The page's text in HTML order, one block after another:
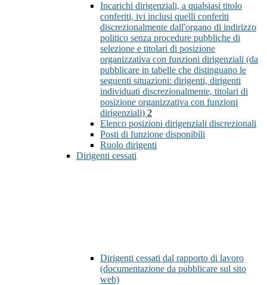
Incarichi dirigenziali, a qualsiasi titolo
conferiti, ivi inclusi quelli conferiti
discrezionalmente dall'organo di indirizzo
politico senza procedure pubbliche di
selezione e titolari di posizione
organizzativa con funzioni dirigenziali (da
pubblicare in tabelle che distinguano le
seguenti situazioni: dirigenti, dirigenti
individuati discrezionalmente, titolari di
posizione organizzativa con funzioni
dirigenziali) 2
Elenco posizioni dirigenziali discrezionali
Posti di funzione disponibili
Ruolo dirigenti
Dirigenti cessati
Dirigenti cessati dal rapporto di lavoro
(documentazione da pubblicare sul sito
web)